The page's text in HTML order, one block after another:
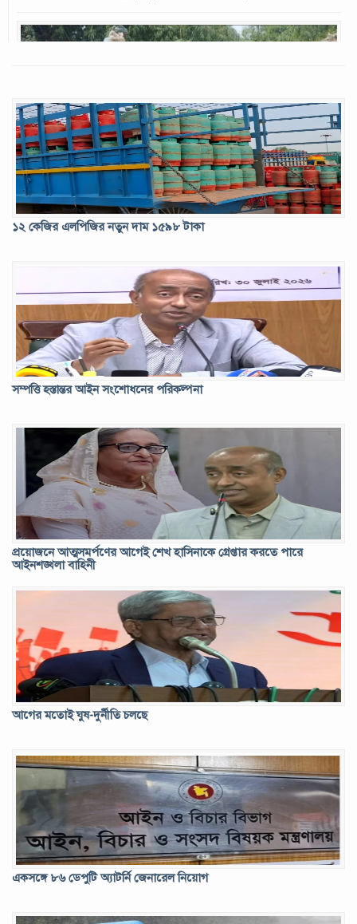
জলাবদ্ধতা থাকে ৬ মাস, কোমলমতি শিক্ষার্থীদের ভোগান্তির অবসান ঘটবে কবে
গণপরিবহনে বাধ্যতামূলক জিপিএস চালু
১২ কেজির এলপিজির নতুন দাম ১৫৯৮ টাকা
সম্পত্তি হস্তান্তর আইন সংশোধনের পরিকল্পনা
প্রয়োজনে আত্মসমর্পণের আগেই শেখ হাসিনাকে গ্রেপ্তার করতে পারে
আইনশঙ্খলা বাহিনী
আগের মতোই ঘুষ-দুর্নীতি চলছে
একসঙ্গে ৮৬ ডেপুটি অ্যাটর্নি জেনারেল নিয়োগ